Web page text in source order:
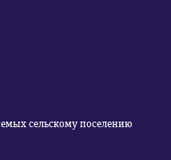
сельскому поселению